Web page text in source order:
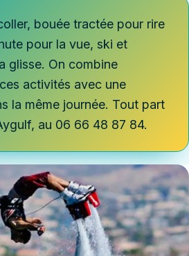
bouée tractée pour rire
pour la vue, ski et
glisse. On combine
activités avec une
la même journée. Tout part
au 06 66 48 87 84.